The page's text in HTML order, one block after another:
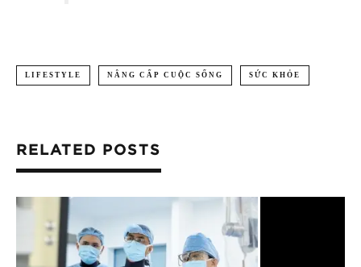
LIFESTYLE NÂNG CẤP CUỘC SỐNG SỨC KHỎE
RELATED POSTS